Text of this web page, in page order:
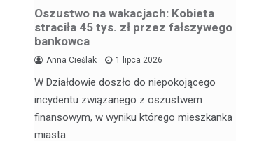
Oszustwo na wakacjach: Kobieta
straciła 45 tys. zł przez fałszywego
bankowca
Anna Cieślak 1 lipca 2026
W Działdowie doszło do niepokojącego
incydentu związanego z oszustwem
finansowym, w wyniku którego mieszkanka
miasta…